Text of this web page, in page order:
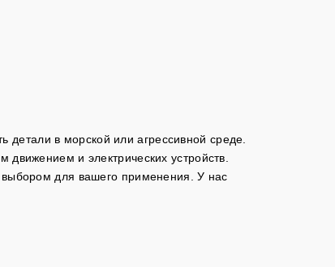
детали в морской или агрессивной среде.
и электрических устройств.
для вашего применения. У нас